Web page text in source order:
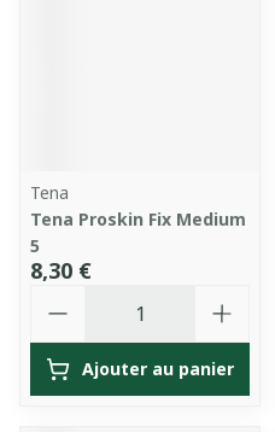
Tena
Tena Proskin Fix Medium
5
8,30 €
Ajouter au panier